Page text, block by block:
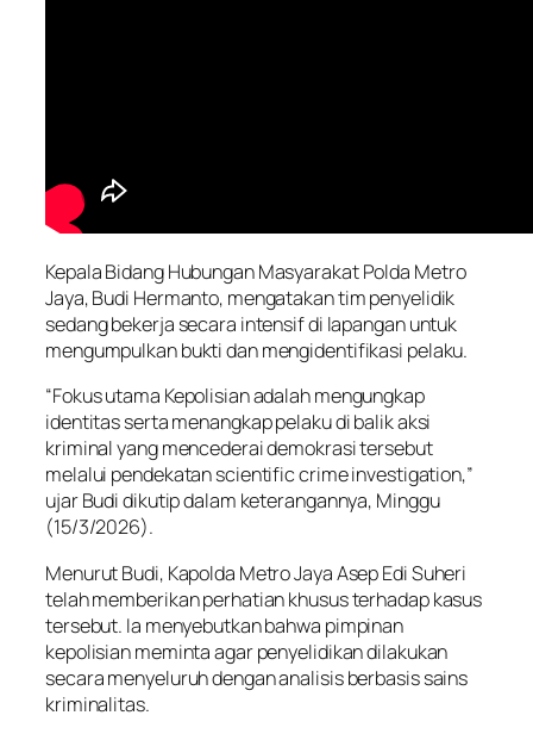
Kepala Bidang Hubungan Masyarakat Polda Metro
Jaya, Budi Hermanto, mengatakan tim penyelidik
sedang bekerja secara intensif di lapangan untuk
mengumpulkan bukti dan mengidentifikasi pelaku.
“Fokus utama Kepolisian adalah mengungkap
identitas serta menangkap pelaku di balik aksi
kriminal yang mencederai demokrasi tersebut
melalui pendekatan scientific crime investigation,”
ujar Budi dikutip dalam keterangannya, Minggu
(15/3/2026).
Menurut Budi, Kapolda Metro Jaya Asep Edi Suheri
telah memberikan perhatian khusus terhadap kasus
tersebut. Ia menyebutkan bahwa pimpinan
kepolisian meminta agar penyelidikan dilakukan
secara menyeluruh dengan analisis berbasis sains
kriminalitas.